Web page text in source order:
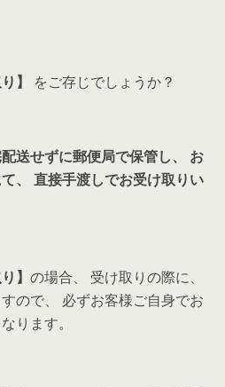
】 をご存じでしょうか？
送せずに郵便局で保管し、 お
、 直接手渡しでお受け取りい
】 の場合、 受け取りの際に、
ので、 必ずお客様ご自身でお
ります。